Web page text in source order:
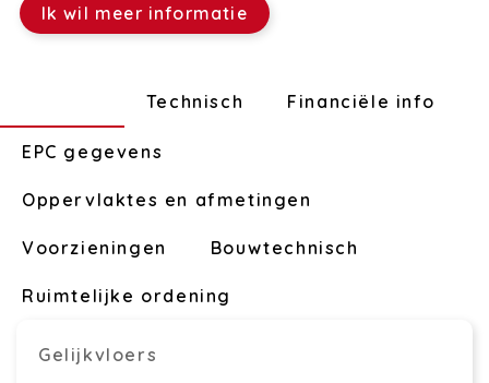
Ik wil meer informatie
Technisch Financiële info
EPC gegevens
Oppervlaktes en afmetingen
Voorzieningen Bouwtechnisch
Ruimtelijke ordening
Gelijkvloers